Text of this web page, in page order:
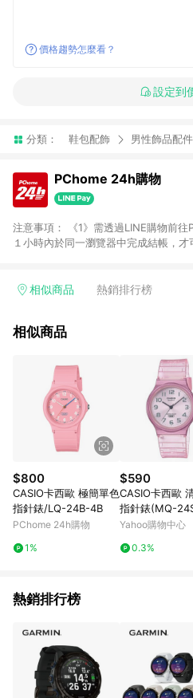
價格趨勢怎麼看？
設定到
分類： 鞋包配飾 男性飾品配件
PChome 24h購物
注意事項： 《1》需透過LINE購物前
１小時內於同一瀏覽器中完成結帳，才
在點數回饋範圍內。 《3》如取消訂單
品、票券、訂閱方案、PChome儲值商
值點數、點數/禮物卡 [2025/2/16起適
[2026/6/2起適用] 《5》回饋點數的計
扣 (含折價券折扣)】、【P幣扣抵】、
運費】等金額。 《6》符合LINE
家訂單頁面標示「LINE回饋」，若無
POINTS點數資格亦不得使用點數紅包
「單一商品最高回饋點數」機制 (特殊
限」)，以同一訂單中同一商品不論件
當下LINE購物所設定的回饋機制為準。
訊整合性平台，商品資料更新會有時
顏色、價位、贈品與PChome 24h購
頁標示為準！
相似商品 熱銷排行榜
相似商品
$800
CASIO卡西歐 極簡單色
指針錶/LQ-24B-4B
PChome 24h購物
1%
$590
CASIO卡西歐
指針錶(MQ-
Yahoo購物中心
0.3%
熱銷排行榜